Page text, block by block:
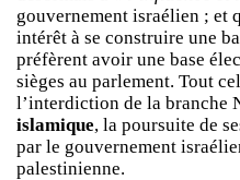
gouvernement israélien ; et
intérêt à se construire une
préfèrent avoir une base
sièges au parlement. Tout
l’interdiction de la branche
islamique, la poursuite de
par le gouvernement
palestinienne.